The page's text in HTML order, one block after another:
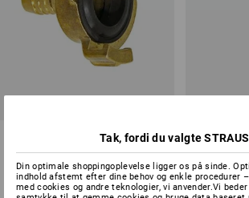
Lynkobling med studs
udførelser
fra 23,75 kr.
(med moms) fra 10 Stk.
Målekande
2 udførelser
fra 33,75
(med
Tak, fordi du valgte
Din optimale shoppingoplevelse ligger os på sinde.
indhold afstemt efter dine behov og enkle procedurer
med cookies og andre teknologier, vi anvender.Vi